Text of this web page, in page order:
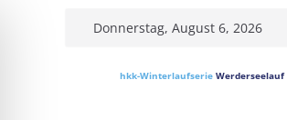
Donnerstag, August 6, 2026
hkk-Winterlaufserie Werderseelauf